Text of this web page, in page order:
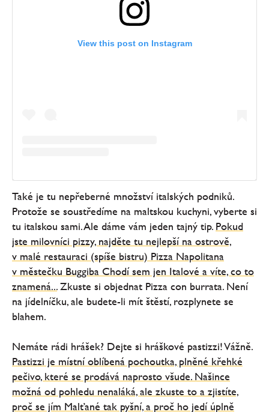
View this post on Instagram
Také je tu nepřeberné množství italských podniků.
Protože se soustředíme na maltskou kuchyni, vyberte si
tu italskou sami. Ale dáme vám jeden tajný tip. Pokud
jste milovníci pizzy, najděte tu nejlepší na ostrově,
v malé restauraci (spíše bistru) Pizza Napolitana
v městečku Buggiba Chodí sem jen Italové a víte, co to
znamená...Zkuste si objednat Pizza con burrata. Není
na jídelníčku, ale budete-li mít štěstí, rozplynete se
blahem.
Nemáte rádi hrášek? Dejte si hráškové pastizzi! Vážně.
Pastizzi je místní oblíbená pochoutka, plněné křehké
pečivo, které se prodává naprosto všude. Našince
možná od pohledu nenaláká, ale zkuste to a zjistíte,
proč se jím Malťané tak pyšní, a proč ho jedí úplně